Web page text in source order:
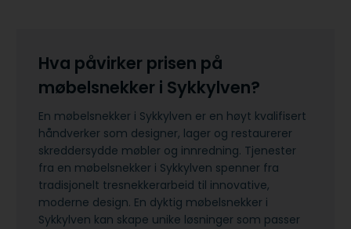
Hva påvirker prisen på
møbelsnekker i Sykkylven?
En møbelsnekker i Sykkylven er en høyt kvalifisert
håndverker som designer, lager og restaurerer
skreddersydde møbler og innredning. Tjenester
fra en møbelsnekker i Sykkylven spenner fra
tradisjonelt tresnekkerarbeid til innovative,
moderne design. En dyktig møbelsnekker i
Sykkylven kan skape unike løsninger som passer